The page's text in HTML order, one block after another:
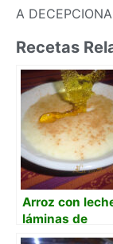
A
Recetas
Arroz con
láminas de
caramelo